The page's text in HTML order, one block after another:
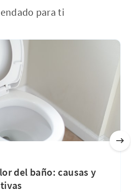
para ti
del baño: causas y